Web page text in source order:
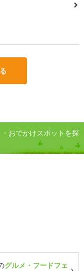
おでかけスポットを探
グルメ・フードフェ